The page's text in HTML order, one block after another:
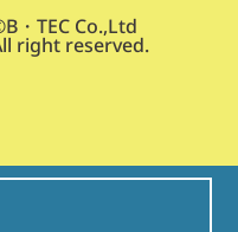
・TEC Co.,Ltd
right reserved.